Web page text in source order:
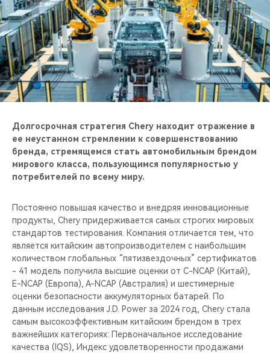
Долгосрочная стратегия Chery находит отражение в
ее неустанном стремлении к совершенствованию
бренда, стремящемся стать автомобильным брендом
мирового класса, пользующимся популярностью у
потребителей по всему миру.
Постоянно повышая качество и внедряя инновационные
продукты, Chery придерживается самых строгих мировых
стандартов тестирования. Компания отличается тем, что
является китайским автопроизводителем с наибольшим
количеством глобальных “пятизвездочных” сертификатов
- 41 модель получила высшие оценки от C-NCAP (Китай),
E-NCAP (Европа), A-NCAP (Австралия) и шестимерные
оценки безопасности аккумуляторных батарей. По
данным исследования J.D. Power за 2024 год, Chery стала
самым высокоэффективным китайским брендом в трех
важнейших категориях: Первоначальное исследование
качества (IQS), Индекс удовлетворенности продажами